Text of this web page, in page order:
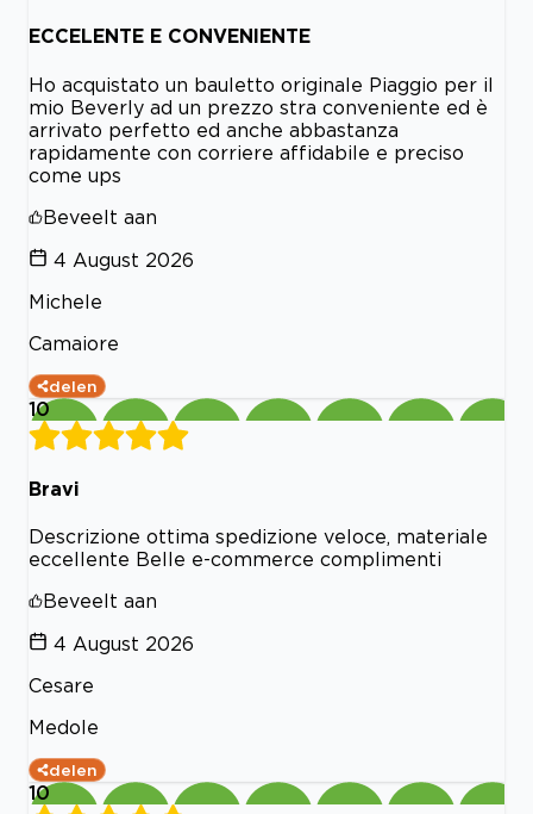
ECCELENTE E CONVENIENTE
Ho acquistato un bauletto originale Piaggio per il
mio Beverly ad un prezzo stra conveniente ed è
arrivato perfetto ed anche abbastanza
rapidamente con corriere affidabile e preciso
come ups
Beveelt aan
4 August 2026
Michele
Camaiore
delen
10
Bravi
Descrizione ottima spedizione veloce, materiale
eccellente Belle e-commerce complimenti
Beveelt aan
4 August 2026
Cesare
Medole
delen
10